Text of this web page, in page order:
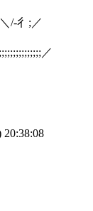
;／
／
20:38:08